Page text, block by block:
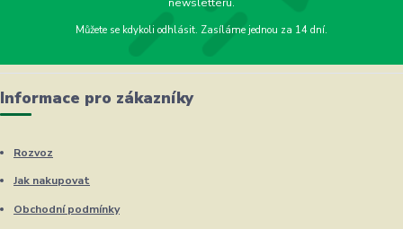
newsletteru.
Můžete se kdykoli odhlásit. Zasíláme jednou za 14 dní.
Informace pro zákazníky
Rozvoz
Jak nakupovat
Obchodní podmínky